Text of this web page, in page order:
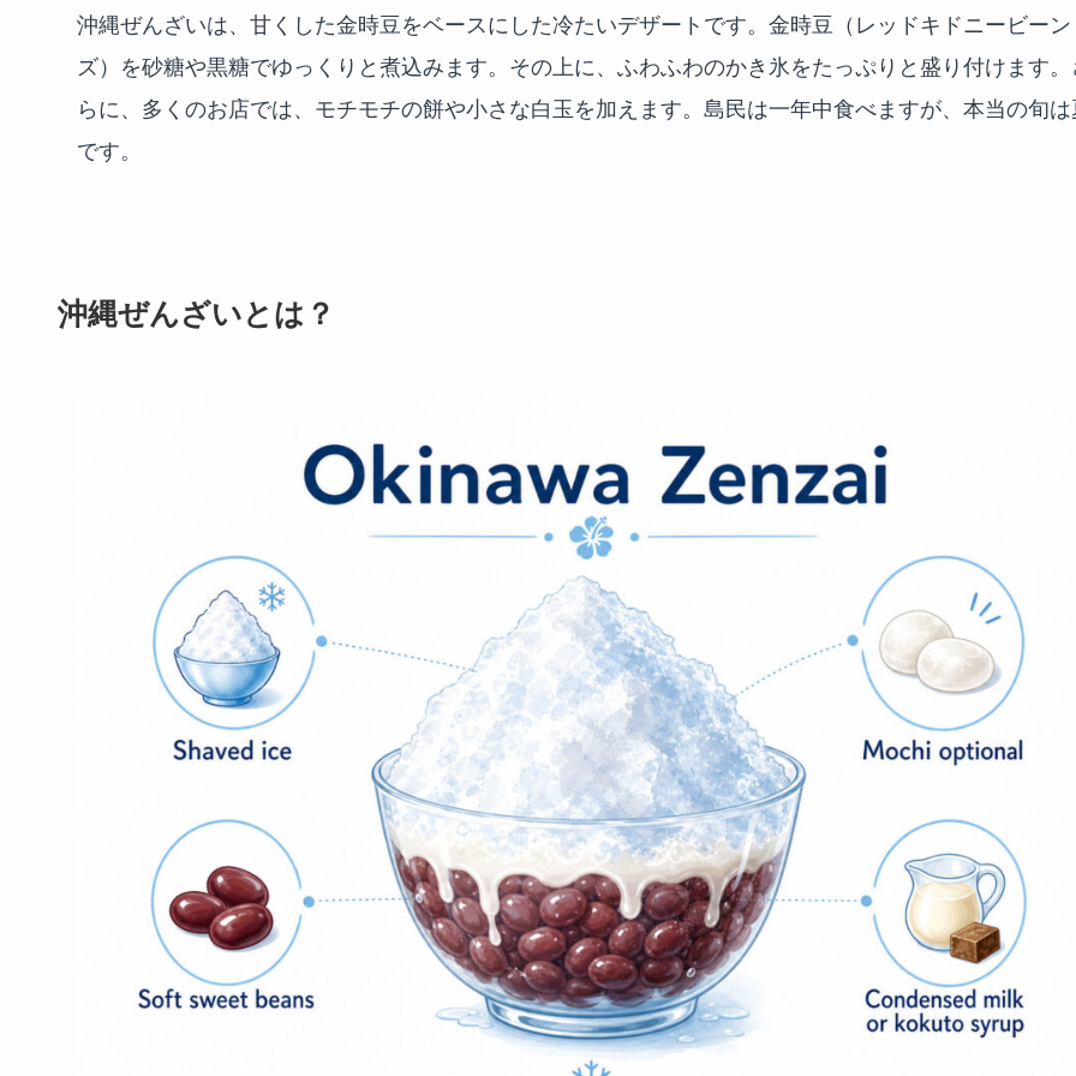
沖縄ぜんざいは、甘くした金時豆をベースにした冷たいデザートです。金時豆（レッドキドニービーン
ズ）を砂糖や黒糖でゆっくりと煮込みます。その上に、ふわふわのかき氷をたっぷりと盛り付けます
らに、多くのお店では、モチモチの餅や小さな白玉を加えます。島民は一年中食べますが、本当の旬
です。
沖縄ぜんざいとは？